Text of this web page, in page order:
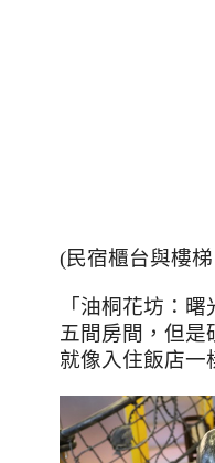
(民宿櫃台與樓
「油桐花坊：
五間房間，但是
就像入住飯店一